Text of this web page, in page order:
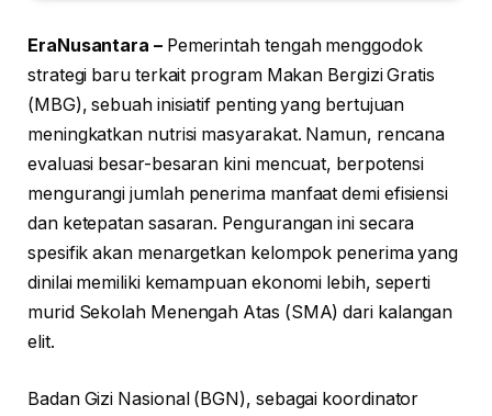
EraNusantara –Pemerintah tengah menggodok
strategi baru terkait program Makan Bergizi Gratis
(MBG), sebuah inisiatif penting yang bertujuan
meningkatkan nutrisi masyarakat. Namun, rencana
evaluasi besar-besaran kini mencuat, berpotensi
mengurangi jumlah penerima manfaat demi efisiensi
dan ketepatan sasaran. Pengurangan ini secara
spesifik akan menargetkan kelompok penerima yang
dinilai memiliki kemampuan ekonomi lebih, seperti
murid Sekolah Menengah Atas (SMA) dari kalangan
elit.
Badan Gizi Nasional (BGN), sebagai koordinator